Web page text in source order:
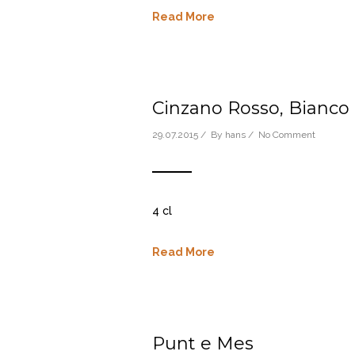
Read More
Cinzano Rosso,
29.07.2015 / By hans / No Comment
4 cl
Read More
Punt e Mes